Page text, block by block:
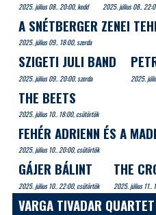
2025. július 08.. 20:00, kedd 2025. július 08..
A SNÉTBERGER ZENEI
2025. július 09.. 18:00, szerda
SZIGETI JULI BAND
2025. július 09.. 20:00, szerda 2025.
THE BEETS
2025. július 10.. 18:00, csütörtök
FEHÉR ADRIENN ÉS A
2025. július 10.. 20:00, csütörtök
GÁJER BÁLINT
2025. július 10.. 22:00, csütörtök
THE
2025. július 11..
VARGA TIVADAR